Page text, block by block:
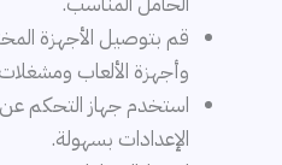
قم بتوصيل الأجهزة
وأجهزة الألعاب
استخدم جهاز التحكم
الإعدادات بسهولة.